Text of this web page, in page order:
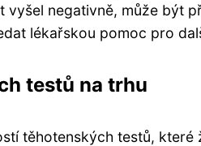
vyšel negativně, může být
lékařskou pomoc pro
testů na trhu
těhotenských testů,